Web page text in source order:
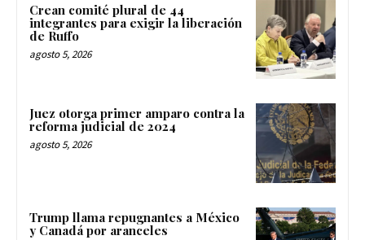
Crean comité plural de 44
integrantes para exigir la liberación
de Ruffo
agosto 5, 2026
Juez otorga primer amparo contra la
reforma judicial de 2024
agosto 5, 2026
Trump llama repugnantes a México
y Canadá por aranceles